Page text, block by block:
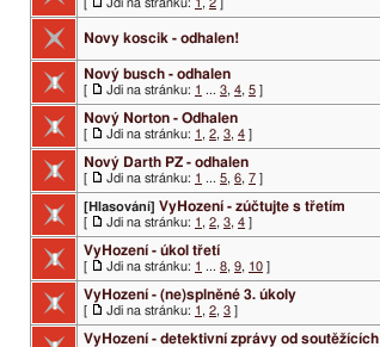
[ Jdi na stránku: 1 , 2 ]
Novy koscik - odhalen!
Nový busch - odhalen
[ Jdi na stránku: 1 ... 3, 4, 5 ]
Nový Norton - Odhalen
[ Jdi na stránku: 1 , 2, 3, 4 ]
Nový Darth PZ - odhalen
[ Jdi na stránku: 1 ... 5, 6, 7 ]
[Hlasování] VyHození - zúčtujte s třetím
[ Jdi na stránku: 1 , 2, 3, 4 ]
VyHození - úkol třetí
[ Jdi na stránku: 1 ... 8, 9, 10 ]
VyHození - (ne)splněné 3. úkoly
[ Jdi na stránku: 1 , 2, 3 ]
VyHození - detektivní zprávy od soutěžících